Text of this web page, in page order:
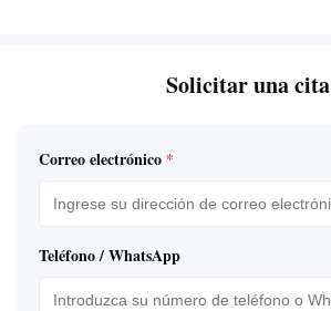
Solicitar una cita
Correo electrónico *
Teléfono / WhatsApp